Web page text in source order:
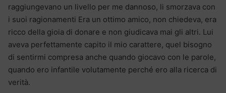
raggiungevano un livello per me dannoso, li smorzava con
i suoi ragionamenti Era un ottimo amico, non chiedeva, era
ricco della gioia di donare e non giudicava mai gli altri. Lui
aveva perfettamente capito il mio carattere, quel bisogno
di sentirmi compresa anche quando giocavo con le parole,
quando ero infantile volutamente perché ero alla ricerca di
verità.